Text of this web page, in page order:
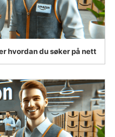
hvordan du søker på nett